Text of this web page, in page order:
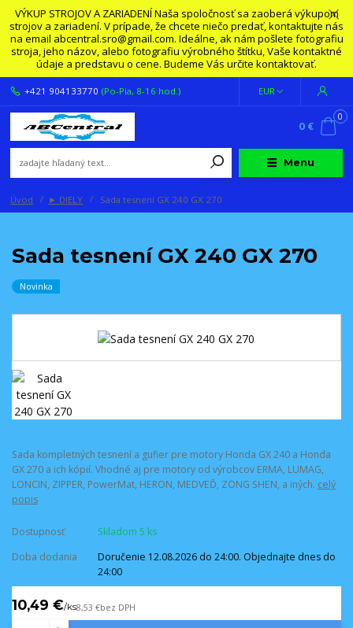
VÝKUP STROJOV A ZARIADENÍ Naša spoločnosť sa zaoberá výkupom
strojov a zariadení. V prípade, že chcete niečo predať, kontaktujte nás
na email abcentral.sro@gmail.com. Ideálne, ak nám pošlete fotografiu
stroja, jeho názov, alebo fotografiu výrobného štítku, Vaše kontaktné
údaje a predstavu o cene. Budeme Vás určite kontaktovať.
Menu
EUR
+421 904133770 (Po-Pia, 8-16 hod.)
0
0 €
Úvod ► DIELY Sada tesnení GX 240 GX 270
Sada tesnení GX 240 GX 270
Novinka
Sada kompletných tesnení a gufier pre motory Honda GX 240 a Honda
GX 270 a ich kópií. Vhodné aj pre motory od výrobcov ERMA, LUMAG,
LONCIN, ZIPPER, PowerMat, HERON, MEDVEĎ, ZONG SHEN, a iných. celý
popis
Dostupnosť
Skladom 5 ks
Doba dodania
Doručenie 12.08.2026 do 24:00. Objednajte dnes do
24:00
10,49 €/ks8,53 €bez DPH